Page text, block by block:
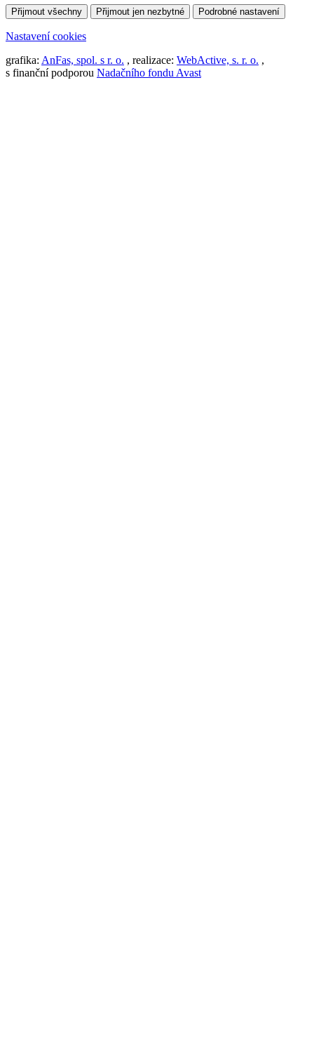
Přijmout všechny Přijmout jen nezbytné Podrobné nastavení
Nastavení cookies
grafika: AnFas, spol. s r. o. , realizace: WebActive, s. r. o. ,
s finanční podporou Nadačního fondu Avast